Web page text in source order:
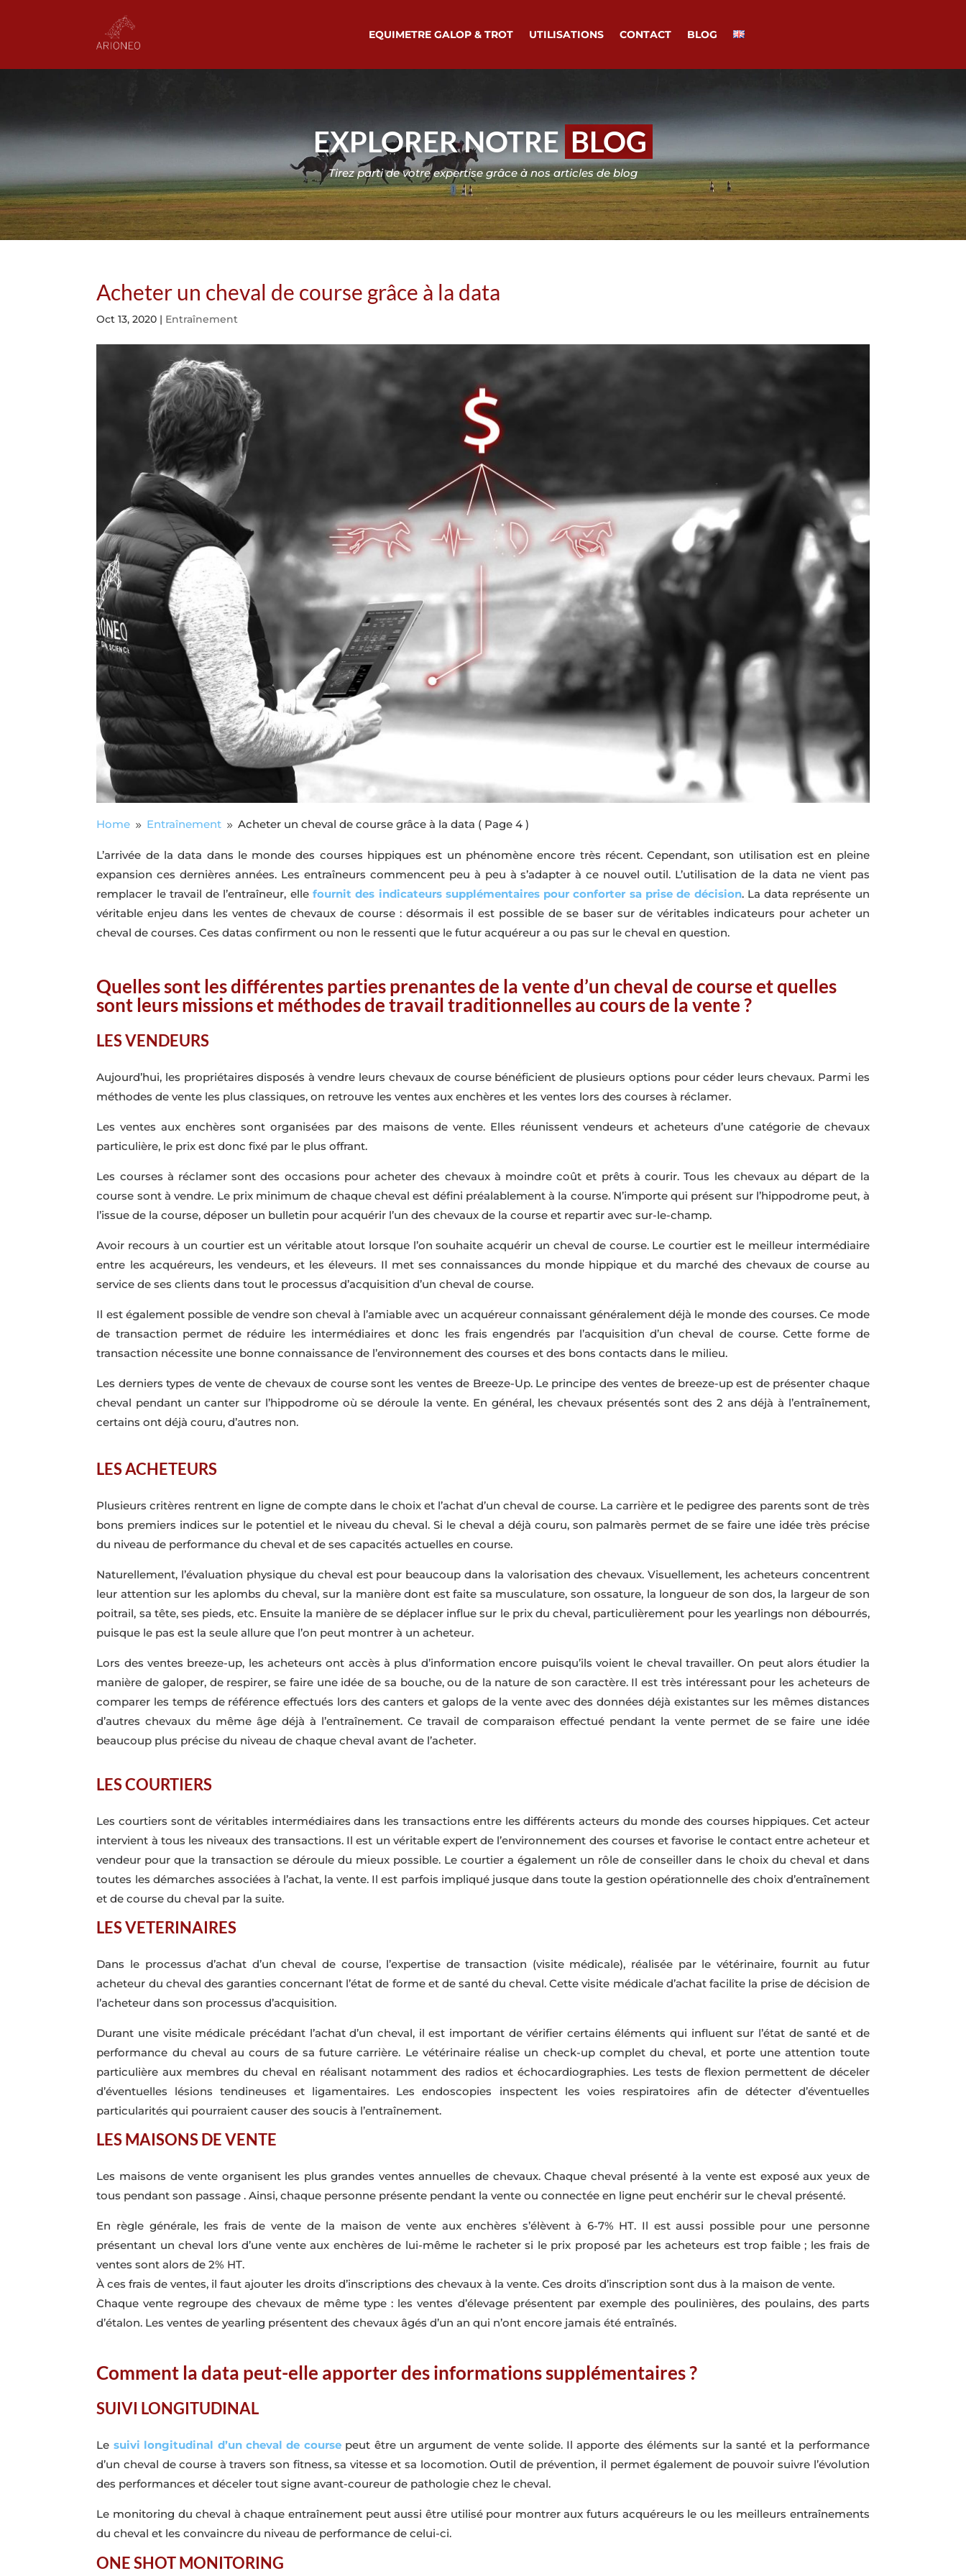
EQUIMETRE GALOP & TROT UTILISATIONS CONTACT BLOG
EXPLORER NOTRE BLOG
Tirez parti de votre expertise grâce à nos articles de blog
Acheter un cheval de course grâce à la data
Oct 13, 2020 | Entraînement
Home 9 Entraînement 9 Acheter un cheval de course grâce à la data ( Page 4 )
L’arrivée de la data dans le monde des courses hippiques est un phénomène encore très récent. Cependant, son utilisation est en pleine
expansion ces dernières années. Les entraîneurs commencent peu à peu à s’adapter à ce nouvel outil. L’utilisation de la data ne vient pas
remplacer le travail de l’entraîneur, ellefournit des indicateurs supplémentaires pour conforter sa prise de décision. La data représente un
véritable enjeu dans les ventes de chevaux de course : désormais il est possible de se baser sur de véritables indicateurs pour acheter un
cheval de courses. Ces datas confirment ou non le ressenti que le futur acquéreur a ou pas sur le cheval en question.
Quelles sont les différentes parties prenantes de la vente d’un cheval de course et quelles
sont leurs missions et méthodes de travail traditionnelles au cours de la vente ?
LES VENDEURS
Aujourd’hui, les propriétaires disposés à vendre leurs chevaux de course bénéficient de plusieurs options pour céder leurs chevaux. Parmi les
méthodes de vente les plus classiques, on retrouve les ventes aux enchères et les ventes lors des courses à réclamer.
Les ventes aux enchères sont organisées par des maisons de vente. Elles réunissent vendeurs et acheteurs d’une catégorie de chevaux
particulière, le prix est donc fixé par le plus offrant.
Les courses à réclamer sont des occasions pour acheter des chevaux à moindre coût et prêts à courir. Tous les chevaux au départ de la
course sont à vendre. Le prix minimum de chaque cheval est défini préalablement à la course. N’importe qui présent sur l’hippodrome peut, à
l’issue de la course, déposer un bulletin pour acquérir l’un des chevaux de la course et repartir avec sur-le-champ.
Avoir recours à un courtier est un véritable atout lorsque l’on souhaite acquérir un cheval de course. Le courtier est le meilleur intermédiaire
entre les acquéreurs, les vendeurs, et les éleveurs. Il met ses connaissances du monde hippique et du marché des chevaux de course au
service de ses clients dans tout le processus d’acquisition d’un cheval de course.
Il est également possible de vendre son cheval à l’amiable avec un acquéreur connaissant généralement déjà le monde des courses. Ce mode
de transaction permet de réduire les intermédiaires et donc les frais engendrés par l’acquisition d’un cheval de course. Cette forme de
transaction nécessite une bonne connaissance de l’environnement des courses et des bons contacts dans le milieu.
Les derniers types de vente de chevaux de course sont les ventes de Breeze-Up. Le principe des ventes de breeze-up est de présenter chaque
cheval pendant un canter sur l’hippodrome où se déroule la vente. En général, les chevaux présentés sont des 2 ans déjà à l’entraînement,
certains ont déjà couru, d’autres non.
LES ACHETEURS
Plusieurs critères rentrent en ligne de compte dans le choix et l’achat d’un cheval de course. La carrière et le pedigree des parents sont de très
bons premiers indices sur le potentiel et le niveau du cheval. Si le cheval a déjà couru, son palmarès permet de se faire une idée très précise
du niveau de performance du cheval et de ses capacités actuelles en course.
Naturellement, l’évaluation physique du cheval est pour beaucoup dans la valorisation des chevaux. Visuellement, les acheteurs concentrent
leur attention sur les aplombs du cheval, sur la manière dont est faite sa musculature, son ossature, la longueur de son dos, la largeur de son
poitrail, sa tête, ses pieds, etc. Ensuite la manière de se déplacer influe sur le prix du cheval, particulièrement pour les yearlings non débourrés,
puisque le pas est la seule allure que l’on peut montrer à un acheteur.
Lors des ventes breeze-up, les acheteurs ont accès à plus d’information encore puisqu’ils voient le cheval travailler. On peut alors étudier la
manière de galoper, de respirer, se faire une idée de sa bouche, ou de la nature de son caractère. Il est très intéressant pour les acheteurs de
comparer les temps de référence effectués lors des canters et galops de la vente avec des données déjà existantes sur les mêmes distances
d’autres chevaux du même âge déjà à l’entraînement. Ce travail de comparaison effectué pendant la vente permet de se faire une idée
beaucoup plus précise du niveau de chaque cheval avant de l’acheter.
LES COURTIERS
Les courtiers sont de véritables intermédiaires dans les transactions entre les différents acteurs du monde des courses hippiques. Cet acteur
intervient à tous les niveaux des transactions. Il est un véritable expert de l’environnement des courses et favorise le contact entre acheteur et
vendeur pour que la transaction se déroule du mieux possible. Le courtier a également un rôle de conseiller dans le choix du cheval et dans
toutes les démarches associées à l’achat, la vente. Il est parfois impliqué jusque dans toute la gestion opérationnelle des choix d’entraînement
et de course du cheval par la suite.
LES VETERINAIRES
Dans le processus d’achat d’un cheval de course, l’expertise de transaction (visite médicale), réalisée par le vétérinaire, fournit au futur
acheteur du cheval des garanties concernant l’état de forme et de santé du cheval. Cette visite médicale d’achat facilite la prise de décision de
l’acheteur dans son processus d’acquisition.
Durant une visite médicale précédant l’achat d’un cheval, il est important de vérifier certains éléments qui influent sur l’état de santé et de
performance du cheval au cours de sa future carrière. Le vétérinaire réalise un check-up complet du cheval, et porte une attention toute
particulière aux membres du cheval en réalisant notamment des radios et échocardiographies. Les tests de flexion permettent de déceler
d’éventuelles lésions tendineuses et ligamentaires. Les endoscopies inspectent les voies respiratoires afin de détecter d’éventuelles
particularités qui pourraient causer des soucis à l’entraînement.
LES MAISONS DE VENTE
Les maisons de vente organisent les plus grandes ventes annuelles de chevaux. Chaque cheval présenté à la vente est exposé aux yeux de
tous pendant son passage . Ainsi, chaque personne présente pendant la vente ou connectée en ligne peut enchérir sur le cheval présenté.
En règle générale, les frais de vente de la maison de vente aux enchères s’élèvent à 6-7% HT. Il est aussi possible pour une personne
présentant un cheval lors d’une vente aux enchères de lui-même le racheter si le prix proposé par les acheteurs est trop faible ; les frais de
ventes sont alors de 2% HT.
À ces frais de ventes, il faut ajouter les droits d’inscriptions des chevaux à la vente. Ces droits d’inscription sont dus à la maison de vente.
Chaque vente regroupe des chevaux de même type : les ventes d’élevage présentent par exemple des poulinières, des poulains, des parts
d’étalon. Les ventes de yearling présentent des chevaux âgés d’un an qui n’ont encore jamais été entraînés.
Comment la data peut-elle apporter des informations supplémentaires ?
SUIVI LONGITUDINAL
Le suivi longitudinal d’un cheval de course peut être un argument de vente solide. Il apporte des éléments sur la santé et la performance
d’un cheval de course à travers son fitness, sa vitesse et sa locomotion. Outil de prévention, il permet également de pouvoir suivre l’évolution
des performances et déceler tout signe avant-coureur de pathologie chez le cheval.
Le monitoring du cheval à chaque entraînement peut aussi être utilisé pour montrer aux futurs acquéreurs le ou les meilleurs entraînements
du cheval et les convaincre du niveau de performance de celui-ci.
ONE SHOT MONITORING